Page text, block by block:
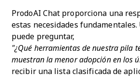
ProdoAI Chat proporciona una
estas necesidades
puede preguntar,
"¿Qué herramientas de nuestra pila
muestran la menor adopción en los
recibir una lista clasificada de